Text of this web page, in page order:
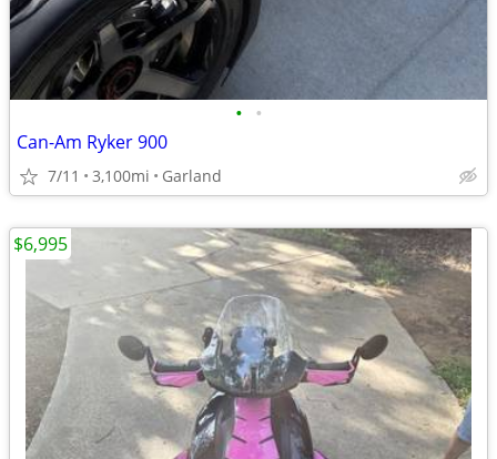
• •
Can-Am Ryker 900
7/11 3,100mi Garland
$6,995